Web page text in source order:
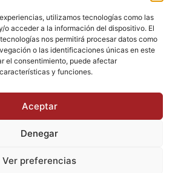
utilizamos tecnologías como las
o acceder a la información del dispositivo. El
nos permitirá procesar datos como
o las identificaciones únicas en este
el consentimiento, puede afectar
y funciones.
Aceptar
Denegar
Ver preferencias